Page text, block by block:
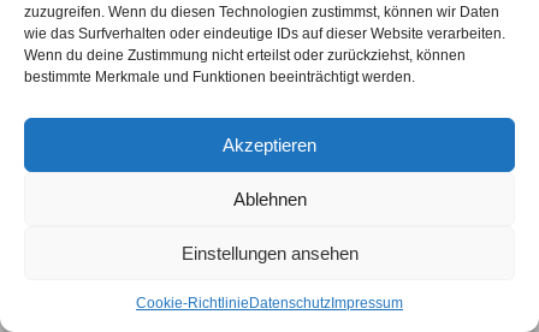
zuzugreifen. Wenn du diesen Technologien zustimmst, können wir Daten
wie das Surfverhalten oder eindeutige IDs auf dieser Website verarbeiten.
Wenn du deine Zustimmung nicht erteilst oder zurückziehst, können
bestimmte Merkmale und Funktionen beeinträchtigt werden.
Akzeptieren
Ablehnen
Einstellungen ansehen
Cookie-Richtlinie Datenschutz Impressum